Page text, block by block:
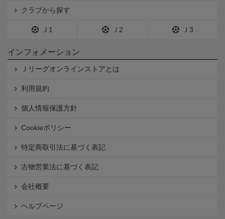
クラブから探す
Ｊ1 Ｊ2 Ｊ3
インフォメーション
Ｊリーグオンラインストアとは
利用規約
個人情報保護方針
Cookieポリシー
特定商取引法に基づく表記
古物営業法に基づく表記
会社概要
ヘルプページ